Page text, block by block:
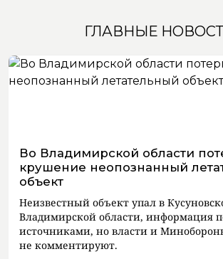
ГЛАВНЫЕ
Во Владимирской области
крушение неопознанный
объект
Неизвестный объект упал в
Владимирской области, информация
источниками, но власти и
не комментируют.